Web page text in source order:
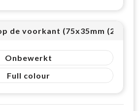
de voorkant (75x35mm
Onbewerkt
Full colour